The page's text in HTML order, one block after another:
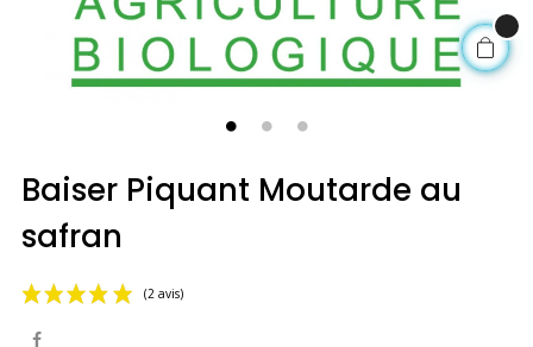
Baiser Piquant Moutarde au
safran